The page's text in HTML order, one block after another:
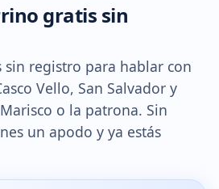
gratis sin
sin registro para hablar con
Vello, San Salvador y
o la patrona. Sin
un apodo y ya estás